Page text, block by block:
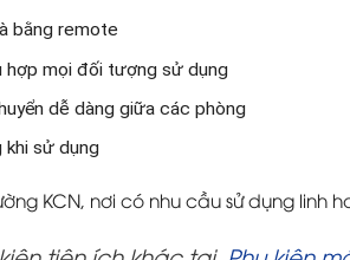
bằng remote
hợp mọi đối tượng sử dụng
dễ dàng giữa các phòng
khi sử dụng
KCN, nơi có nhu cầu sử dụng linh